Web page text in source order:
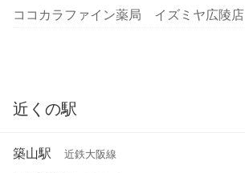
ココカラファイン薬局 イズミヤ広陵店
近くの駅
築山駅 近鉄大阪線